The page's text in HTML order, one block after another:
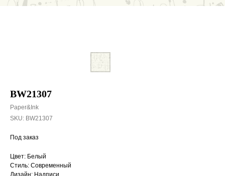
BW21307
Paper&Ink
SKU: BW21307
Под заказ
Цвет: Белый
Стиль: Современный
Дизайн: Надписи